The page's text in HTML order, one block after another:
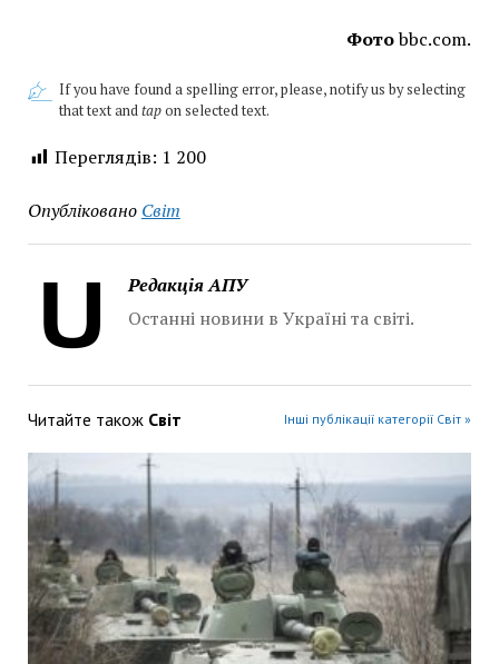
Фотоbbc.com.
If you have found a spelling error, please, notify us by selecting
that text andtapon selected text.
Переглядів: 1 200
Опубліковано Світ
Редакція АПУ
Останні новини в Україні та світі.
Читайте також Світ Інші публікації категорії Світ »